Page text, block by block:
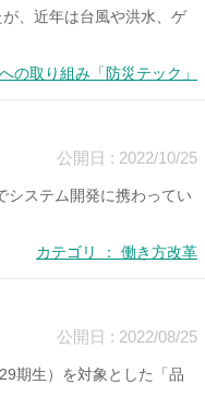
、近年は台風や洪水、ゲ
の取り組み「防災テック」
公開日 : 2022/10/25
システム開発に携わってい
カテゴリ ： 働き方改革
公開日 : 2022/08/25
期生）を対象とした「品